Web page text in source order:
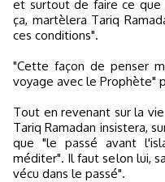
et surtout de faire ce que
ça, martèlera Tariq
ces conditions".
"Cette façon de penser
voyage avec le Prophète"
Tout en revenant sur la
Tariq Ramadan insistera,
que "le passé avant
méditer". Il faut selon lui,
vécu dans le passé".